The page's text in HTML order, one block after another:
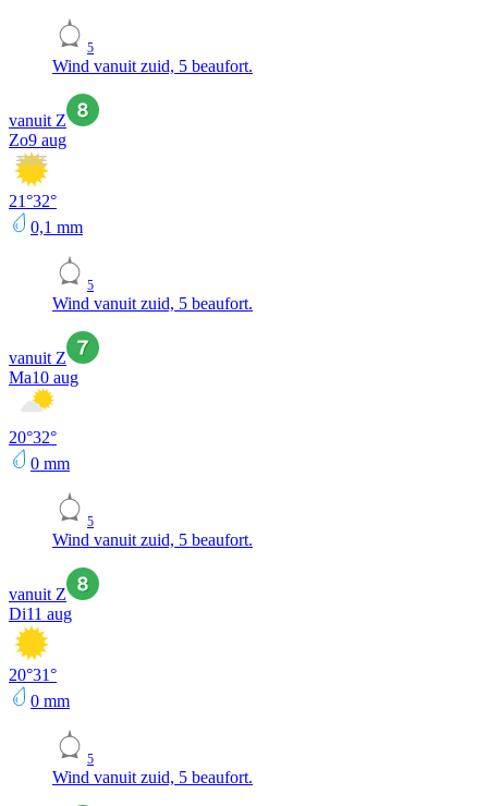
5
Wind vanuit zuid, 5 beaufort.
vanuit Z
Zo9 aug
21°32°
0,1 mm
5
Wind vanuit zuid, 5 beaufort.
vanuit Z
Ma10 aug
20°32°
0 mm
5
Wind vanuit zuid, 5 beaufort.
vanuit Z
Di11 aug
20°31°
0 mm
5
Wind vanuit zuid, 5 beaufort.